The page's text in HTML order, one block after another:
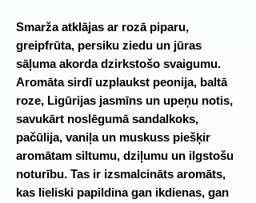
Smarža atklājas ar rozā piparu,
greipfrūta, persiku ziedu un jūras
sāļuma akorda dzirkstošo svaigumu.
Aromāta sirdī uzplaukst peonija, baltā
roze, Ligūrijas jasmīns un upeņu notis,
savukārt noslēgumā sandalkoks,
pačūlija, vaniļa un muskuss piešķir
aromātam siltumu, dziļumu un ilgstošu
noturību. Tas ir izsmalcināts aromāts,
kas lieliski papildina gan ikdienas, gan